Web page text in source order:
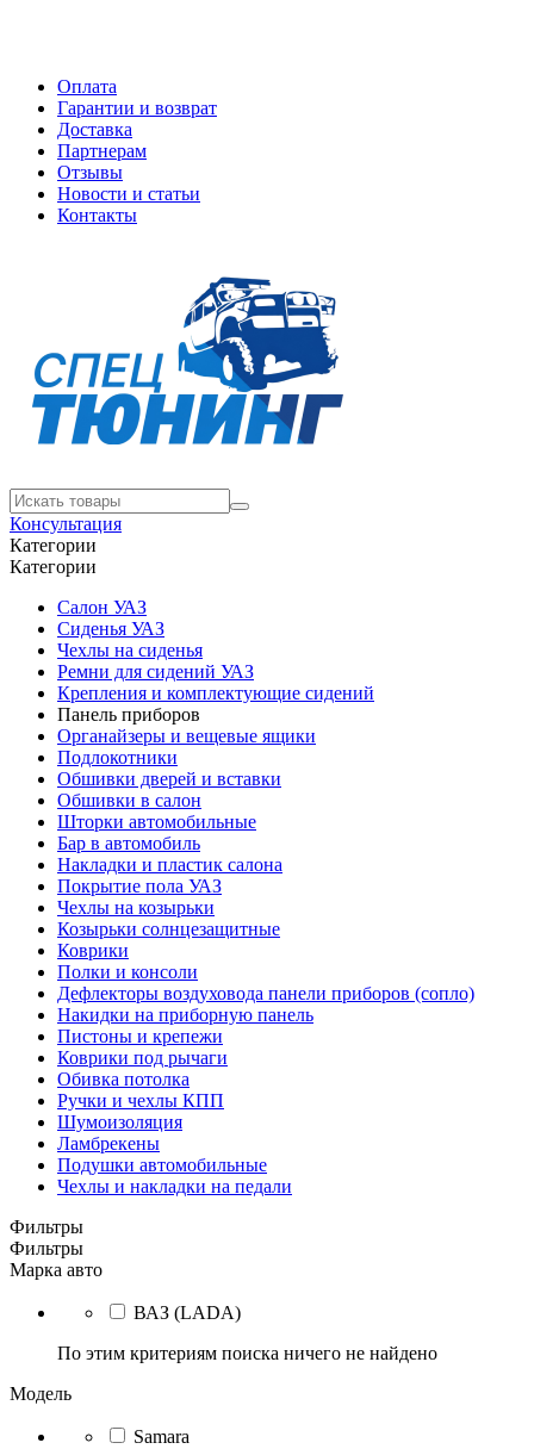
Оплата
Гарантии и возврат
Доставка
Партнерам
Отзывы
Новости и статьи
Контакты
Консультация
Категории
Категории
Салон УАЗ
Сиденья УАЗ
Чехлы на сиденья
Ремни для сидений УАЗ
Крепления и комплектующие сидений
Панель приборов
Органайзеры и вещевые ящики
Подлокотники
Обшивки дверей и вставки
Обшивки в салон
Шторки автомобильные
Бар в автомобиль
Накладки и пластик салона
Покрытие пола УАЗ
Чехлы на козырьки
Козырьки солнцезащитные
Коврики
Полки и консоли
Дефлекторы воздуховода панели приборов (сопло)
Накидки на приборную панель
Пистоны и крепежи
Коврики под рычаги
Обивка потолка
Ручки и чехлы КПП
Шумоизоляция
Ламбрекены
Подушки автомобильные
Чехлы и накладки на педали
Фильтры
Фильтры
Марка авто
ВАЗ (LADA)
По этим критериям поиска ничего не найдено
Модель
Samara